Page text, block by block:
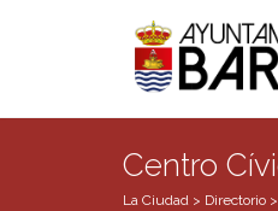
Centro
La Ciudad > Directorio >